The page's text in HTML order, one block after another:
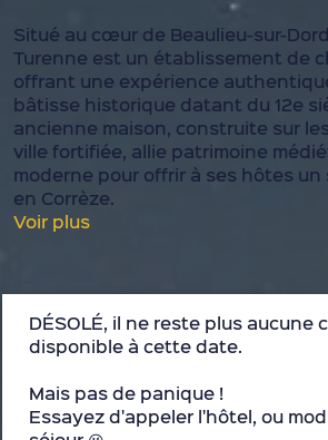
Situé au cœur de Beaulieu-sur-
Turenne est un établissement de
offrant une expérience
bâtisse historique datant du 12e
ancienne maison, construite sur
ville fortifiée, allie patrimoine
moderne pour offrir à ses hôtes
en Corrèze.
Voir plus
DÉSOLÉ, il ne reste plus aucune
disponible à cette date.
Mais pas de panique !
Essayez d'appeler l'hôtel, ou